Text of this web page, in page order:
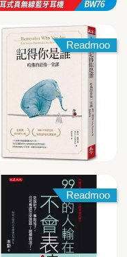
Readmoo
Readmoo